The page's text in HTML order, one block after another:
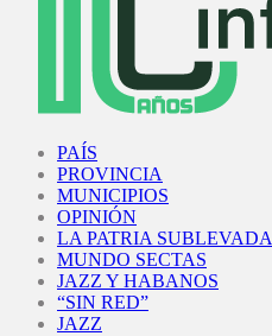
PAÍS
PROVINCIA
MUNICIPIOS
OPINIÓN
LA PATRIA SUBLEVADA
MUNDO SECTAS
JAZZ Y HABANOS
“SIN RED”
JAZZ